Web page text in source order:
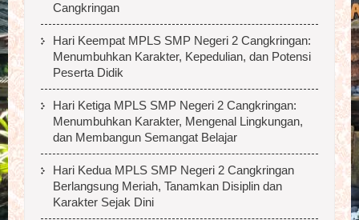
Cangkringan
Hari Keempat MPLS SMP Negeri 2 Cangkringan:
Menumbuhkan Karakter, Kepedulian, dan Potensi
Peserta Didik
Hari Ketiga MPLS SMP Negeri 2 Cangkringan:
Menumbuhkan Karakter, Mengenal Lingkungan,
dan Membangun Semangat Belajar
Hari Kedua MPLS SMP Negeri 2 Cangkringan
Berlangsung Meriah, Tanamkan Disiplin dan
Karakter Sejak Dini